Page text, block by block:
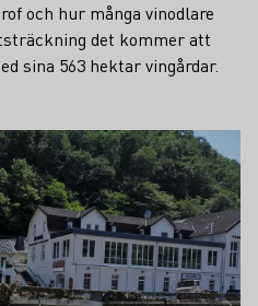
och hur många vinodlare
det kommer att
sina 563 hektar vingårdar.